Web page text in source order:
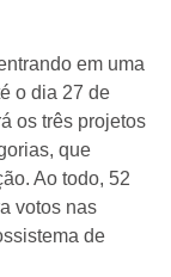
em uma
o dia 27 de
os três projetos
que
Ao todo, 52
votos nas
de